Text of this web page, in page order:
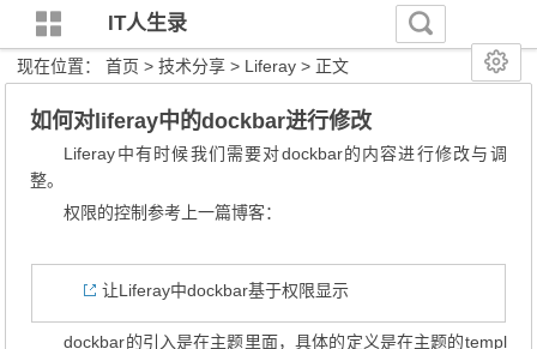
IT人生录
现在位置：首页 >技术分享 > Liferay > 正文
如何对liferay中的dockbar进行修改
Liferay中有时候我们需要对dockbar的内容进行修改与调
整。
权限的控制参考上一篇博客：
让Liferay中dockbar基于权限显示
dockbar的引入是在主题里面，具体的定义是在主题的templ